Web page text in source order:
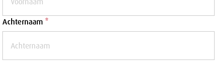
Achternaam *